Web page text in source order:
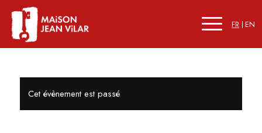
FR EN
Cet évènement est passé